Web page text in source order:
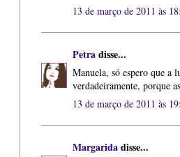
13 de março de 2011 às
Petradisse...
Manuela, só espero que a
verdadeiramente, porque
13 de março de 2011 às
Margaridadisse...